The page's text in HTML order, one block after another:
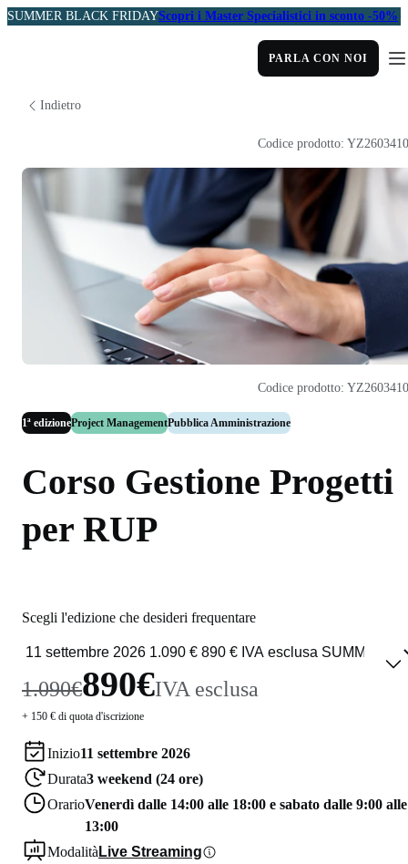
SUMMER BLACK FRIDAYScopri i Master Specialistici in sconto -50%
PARLA CON NOI
Indietro
1ª edizioneProject ManagementPubblica Amministrazione
Corso Gestione Progetti
per RUP
Scegli l'edizione che desideri frequentare
1.090€890€IVA esclusa
+ 150 € di quota d'iscrizione
Inizio11 settembre 2026
Durata3 weekend (24 ore)
OrarioVenerdì dalle 14:00 alle 18:00 e sabato dalle 9:00 alle
13:00
Modalità Live Streaming
Codice prodotto:
Codice prodotto: